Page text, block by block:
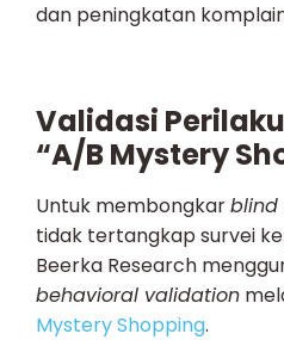
dan peningkatan
Validasi
“A/B Mystery
Untuk membongkarblind
tidak tertangkap survei
Beerka Research
behavioral validation
Mystery Shopping.